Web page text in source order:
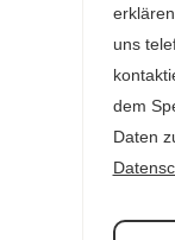
uns
dem
Daten